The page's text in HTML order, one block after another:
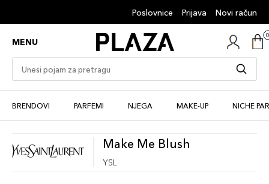
Poslovnice Prijava Novi račun
MENU
BRENDOVI PARFEMI NJEGA MAKE-UP NICHE
Make Me Blush
YSL